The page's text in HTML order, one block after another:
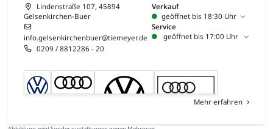
Lindenstraße 107, 45894
Gelsenkirchen-Buer
info.gelsenkirchenbuer@tiemeyer.de
0209 / 8812286 - 20
Verkauf
geöffnet bis 18:30 Uhr
Service
geöffnet bis 17:00 Uhr
Mehr erfahren